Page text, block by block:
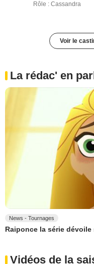
Rôle : Cassandra
Voir le
La rédac' en
News - Tournages
Raiponce la série
Vidéos de la